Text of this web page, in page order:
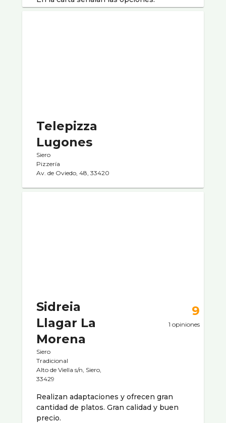
Telepizza
Lugones
Siero
Pizzerí­a
Av. de Oviedo, 48, 33420
Sidreia
Llagar La
Morena
Siero
Tradicional
Alto de Viella s/n, Siero,
33429
9
1 opiniones
Realizan adaptaciones y ofrecen gran
cantidad de platos. Gran calidad y buen
precio.